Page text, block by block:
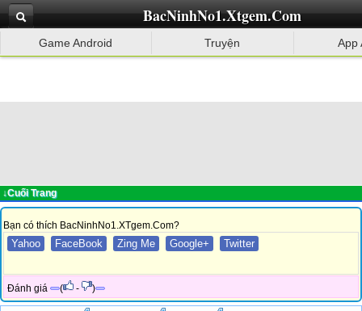
BacNinhNo1.Xtgem.Com
Game Android Truyện App
↓Cuối Trang
Bạn có thích BacNinhNo1.XTgem.Com?
Yahoo FaceBook Zing Me Google+ Twitter
Đánh giá ( - )